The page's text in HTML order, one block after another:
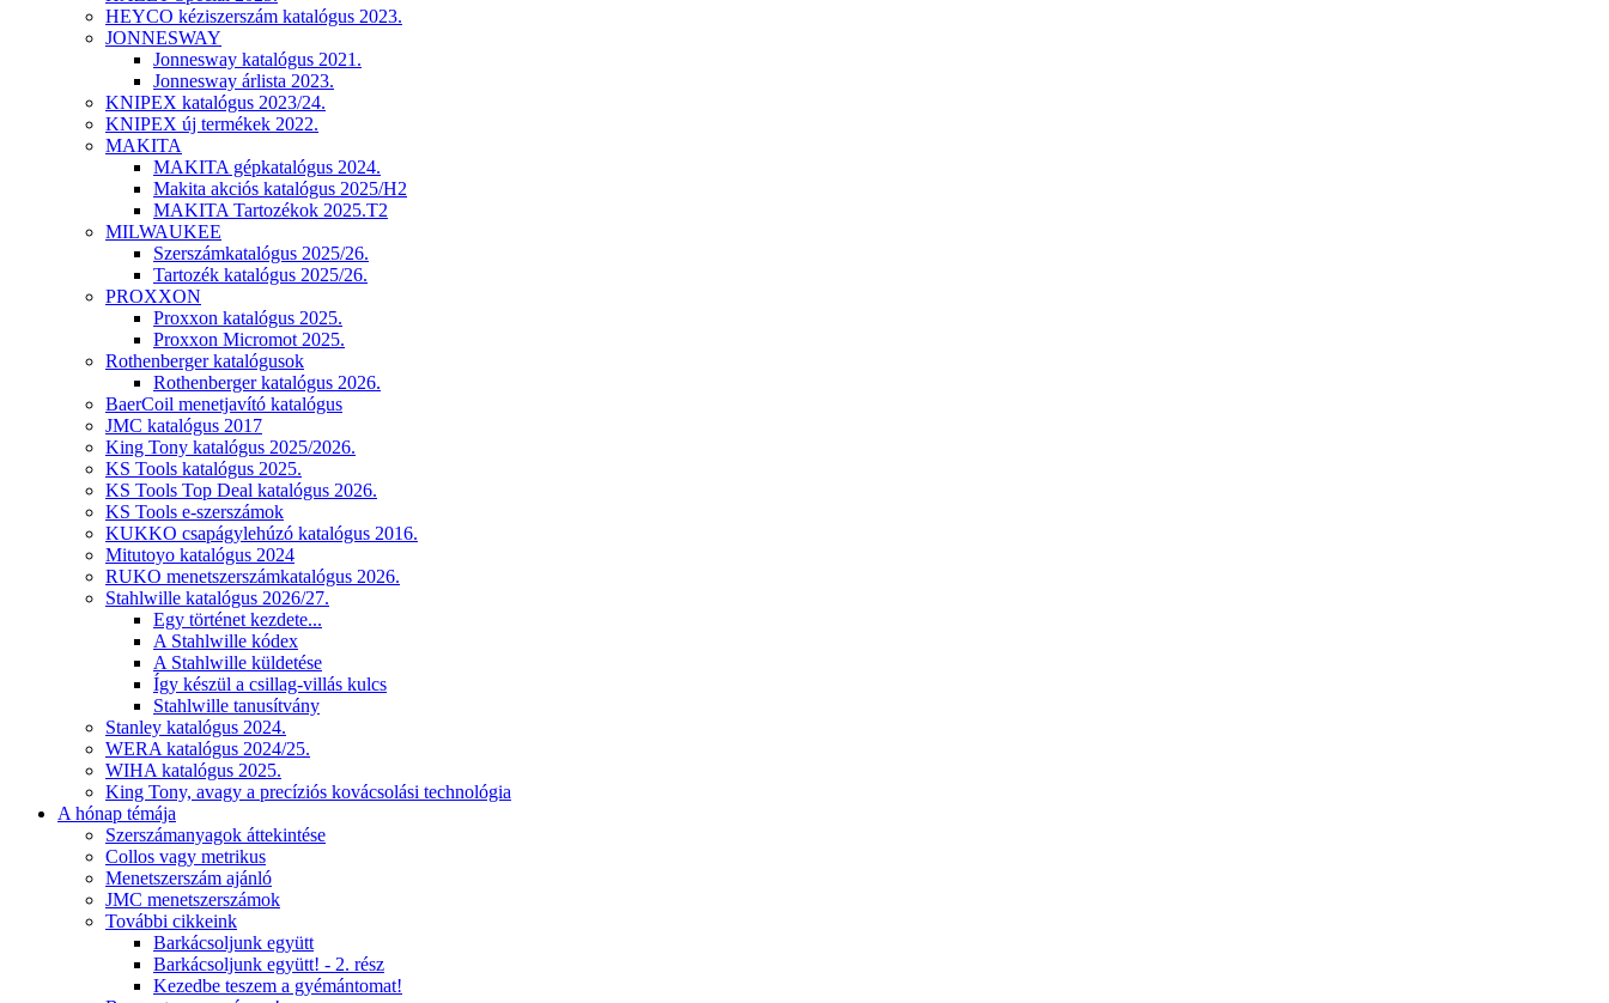
HEYCO kéziszerszám katalógus 2023.
JONNESWAY
Jonnesway katalógus 2021.
Jonnesway árlista 2023.
KNIPEX katalógus 2023/24.
KNIPEX új termékek 2022.
MAKITA
MAKITA gépkatalógus 2024.
Makita akciós katalógus 2025/H2
MAKITA Tartozékok 2025.T2
MILWAUKEE
Szerszámkatalógus 2025/26.
Tartozék katalógus 2025/26.
PROXXON
Proxxon katalógus 2025.
Proxxon Micromot 2025.
Rothenberger katalógusok
Rothenberger katalógus 2026.
BaerCoil menetjavító katalógus
JMC katalógus 2017
King Tony katalógus 2025/2026.
KS Tools katalógus 2025.
KS Tools Top Deal katalógus 2026.
KS Tools e-szerszámok
KUKKO csapágylehúzó katalógus 2016.
Mitutoyo katalógus 2024
RUKO menetszerszámkatalógus 2026.
Stahlwille katalógus 2026/27.
Egy történet kezdete...
A Stahlwille kódex
A Stahlwille küldetése
Így készül a csillag-villás kulcs
Stahlwille tanusítvány
Stanley katalógus 2024.
WERA katalógus 2024/25.
WIHA katalógus 2025.
King Tony, avagy a precíziós kovácsolási technológia
A hónap témája
Szerszámanyagok áttekintése
Collos vagy metrikus
Menetszerszám ajánló
JMC menetszerszámok
További cikkeink
Barkácsoljunk együtt
Barkácsoljunk együtt! - 2. rész
Kezedbe teszem a gyémántomat!